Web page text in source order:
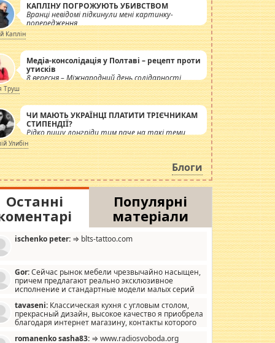
КАПЛІНУ ПОГРОЖУЮТЬ УБИВСТВОМ
Вранці невідомі підкинули мені картинку-
попередження
Каплін
Медіа-консолідація у Полтаві – рецепт проти
утисків
8 вересня – Міжнародний день солідарності
журналістів.
Труш
ЧИ МАЮТЬ УКРАЇНЦІ ПЛАТИТИ ТРІЄЧНИКАМ
СТИПЕНДІЇ?
Рідко пишу лонгріди тим паче на такі теми,
але вже просто дістало! Обурюють сьогоднішні
інсенуації навколо стипендіального питання.
Штучно роздувається ще одна соціальна
катастрофа.
Улибін
Блоги
Останні
Популярні
матеріали
ischenko peter: ⇒ blts-tattoo.com
Gor:Сейчас рынок мебели чрезвычайно насыщен,
причем предлагают реально эксклюзивное
исполнение и стандартные модели малых серий
мало походит на стандартные формы, в MebelOk,
и что главное - со вкусом все в порядке,
ненужных наворотов удорожающих мебель, а это не
tavaseni: Классическая кухня с угловым столом,
прекрасный дизайн, высокое качество я приобрела
благодаря интернет магазину, контакты которого
romanenko sasha83: ⇒ www.radiosvoboda.org